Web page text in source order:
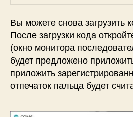
Вы можете снова загрузить
После загрузки кода
(окно монитора
будет предложено
приложить
отпечаток пальца будет